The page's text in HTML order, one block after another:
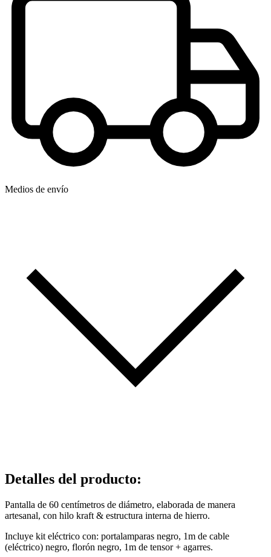
Medios de envío
Detalles del producto:
Pantalla de 60 centímetros de diámetro, elaborada de manera
artesanal, con hilo kraft & estructura interna de hierro.
Incluye kit eléctrico con: portalamparas negro, 1m de cable
(eléctrico) negro, florón negro, 1m de tensor + agarres.